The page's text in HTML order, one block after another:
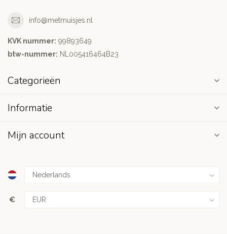
info@metmuisjes.nl
KVK nummer: 99893649
btw-nummer: NL005416464B23
Categorieën
Informatie
Mijn account
€